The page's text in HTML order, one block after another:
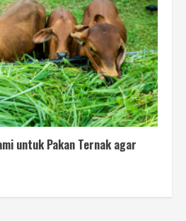
untuk Pakan Ternak agar